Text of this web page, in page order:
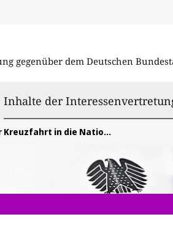
gegenüber dem Deutschen
Inhalte der
Tourismusstrategie der Bundesregierung